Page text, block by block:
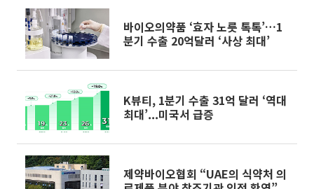
바이오의약품 ‘효자 노릇 톡톡’…1
분기 수출 20억달러 ‘사상 최대’
K뷰티, 1분기 수출 31억 달러 ‘역대
최대’...미국서 급증
제약바이오협회 “UAE의 식약처 의